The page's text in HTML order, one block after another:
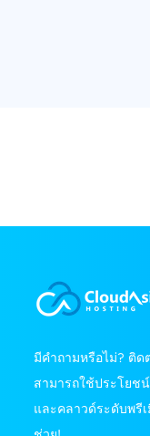
มีคำถามหรือไม่? ติ
สามารถใช้ประโยช
และคลาวด์ระดับพรีเ